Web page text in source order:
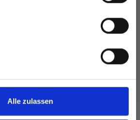
Alle zulassen
Alle Optionen